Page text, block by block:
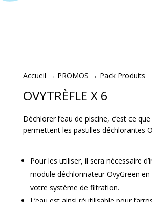
Accueil → PROMOS → Pack Produits
OVYTRÈFLE X 6
Déchlorer l’eau de piscine, c’est ce
permettent les pastilles déchlorantes
Pour les utiliser, il sera nécessaire
module déchlorinateur OvyGreen
votre système de filtration.